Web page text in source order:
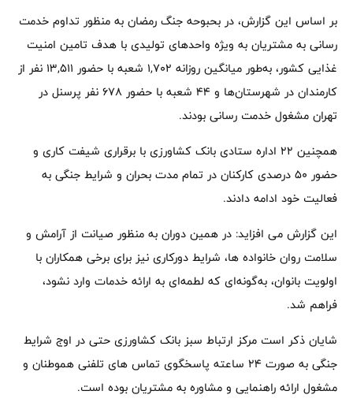
بر اساس این گزارش، در بحبوحه جنگ رمضان به منظور تداوم خدمت
رسانی به مشتریان به ویژه واحدهای تولیدی با هدف تامین امنیت
غذایی کشور، به‌طور میانگین روزانه ۱,۷۰۲ شعبه با حضور ۱۳,۵۱۱ نفر از
کارمندان در شهرستان‌ها و ۴۴ شعبه با حضور ۶۷۸ نفر پرسنل در
تهران مشغول خدمت رسانی بودند.
همچنین ۲۲ اداره ستادی بانک کشاورزی با برقراری شیفت کاری و
حضور ۵۰ درصدی کارکنان در تمام مدت بحران و شرایط جنگی به
فعالیت خود ادامه دادند.
این گزارش می افزاید: در همین دوران به منظور صیانت از آرامش و
سلامت روان خانواده ها، شرایط دورکاری نیز برای برخی همکاران با
اولویت بانوان، به‌گونه‌ای که لطمه‌ای به ارائه خدمات وارد نشود،
فراهم شد.
شایان ذکر است مرکز ارتباط سبز بانک کشاورزی حتی در اوج شرایط
جنگی به صورت ۲۴ ساعته پاسخگوی تماس های تلفنی هموطنان و
مشغول ارائه راهنمایی و مشاوره به مشتریان بوده است.